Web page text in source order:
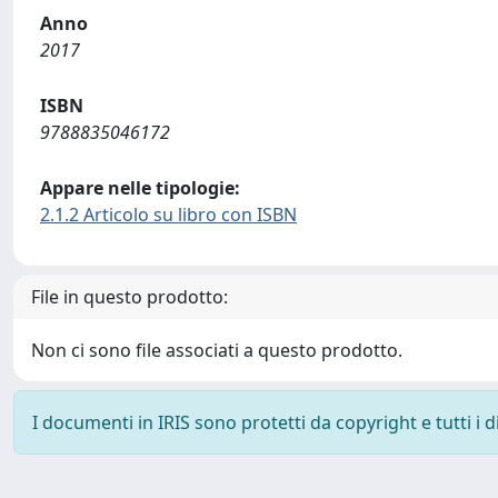
Anno
2017
ISBN
9788835046172
Appare nelle tipologie:
2.1.2 Articolo su libro con ISBN
File in questo prodotto:
Non ci sono file associati a questo prodotto.
I documenti in IRIS sono protetti da copyright e tutti i